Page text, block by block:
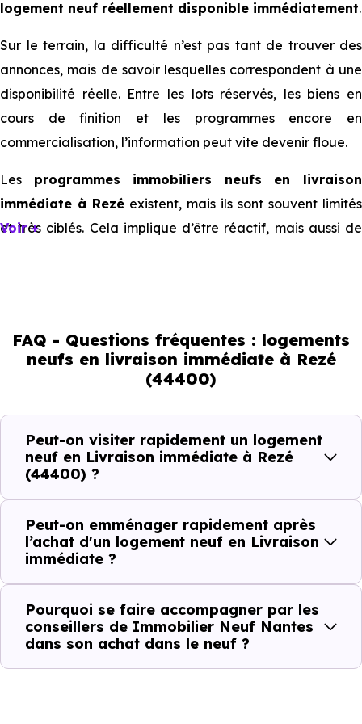
logement neuf réellement disponible immédiatement.
Sur le terrain, la difficulté n’est pas tant de trouver des
annonces, mais de savoir lesquelles correspondent à une
disponibilité réelle. Entre les lots réservés, les biens en
cours de finition et les programmes encore en
commercialisation, l’information peut vite devenir floue.
Les programmes immobiliers neufs en livraison
immédiate à Rezé existent, mais ils sont souvent limités
et très ciblés. Cela implique d’être réactif, mais aussi de
pouvez réellement faire
logement neuf en livraison immédiate à Rezé
avancer rapidement.
Action Ce que cela change pour vous
Visiter Vous voyez le bien tel qu’il est
Comparer Vous comparez des biens réels
Décider Plus rapide, moins d’incertitudes
Voir +
FAQ - Questions fréquentes : logements
neufs en livraison immédiate à Rezé
(44400)
Peut-on visiter rapidement un logement
neuf en Livraison immédiate à Rezé
(44400) ?
Peut-on emménager rapidement après
l’achat d'un logement neuf en Livraison
immédiate ?
Pourquoi se faire accompagner par les
conseillers de Immobilier Neuf Nantes
dans son achat dans le neuf ?